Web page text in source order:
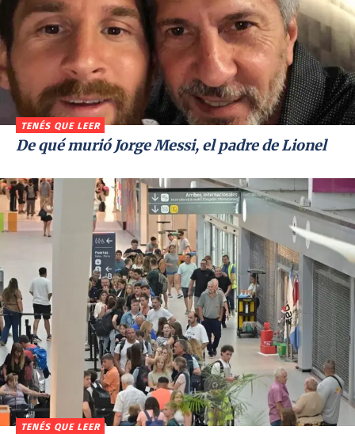
TENÉS QUE LEER
De qué murió Jorge Messi, el padre de Lionel
TENÉS QUE LEER